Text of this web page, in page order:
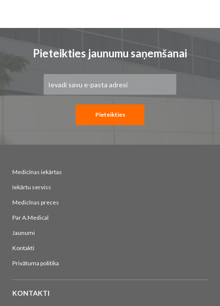
Pieteikties jaunumu saņemšanai
saņemšanai:
Pieteikties
Medicīnas iekārtas
Iekārtu serviss
Medicīnas preces
Par A.Medical
Jaunumi
Kontakti
Privātuma politika
KONTAKTI